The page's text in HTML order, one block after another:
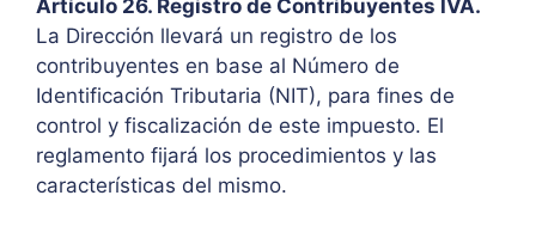
Artículo 26. Registro de Contribuyentes IVA.
La Dirección llevará un registro de los
contribuyentes en base al Número de
Identificación Tributaria (NIT), para fines de
control y fiscalización de este impuesto. El
reglamento fijará los procedimientos y las
características del mismo.